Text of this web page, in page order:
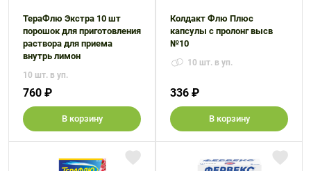
ТераФлю Экстра 10 шт
порошок для приготовления
раствора для приема
внутрь лимон
10 шт. в уп.
760 ₽
В корзину
Колдакт Флю Плюс
капсулы с пролонг высв
№10
10 шт. в уп.
336 ₽
В корзину